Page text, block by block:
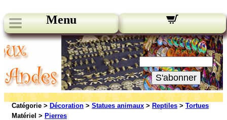
Menu
Nos bulletins:
Votre Email:
S'abonner
Catégorie > Décoration > Statues animaux > Reptiles > Tortues
Matériel > Pierres